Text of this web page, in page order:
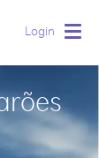
Login